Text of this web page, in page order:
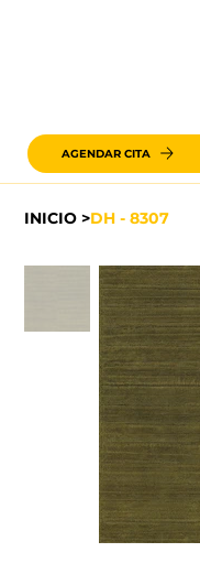
AGENDAR CITA
INICIO >DH - 8307